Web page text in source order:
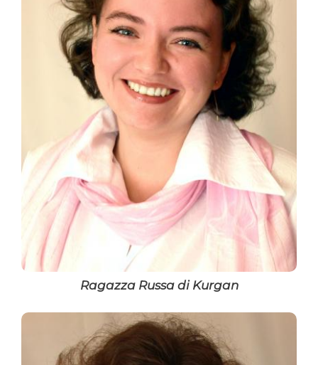
Ragazza Russa di Kurgan